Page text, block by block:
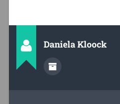
Daniela Kloock